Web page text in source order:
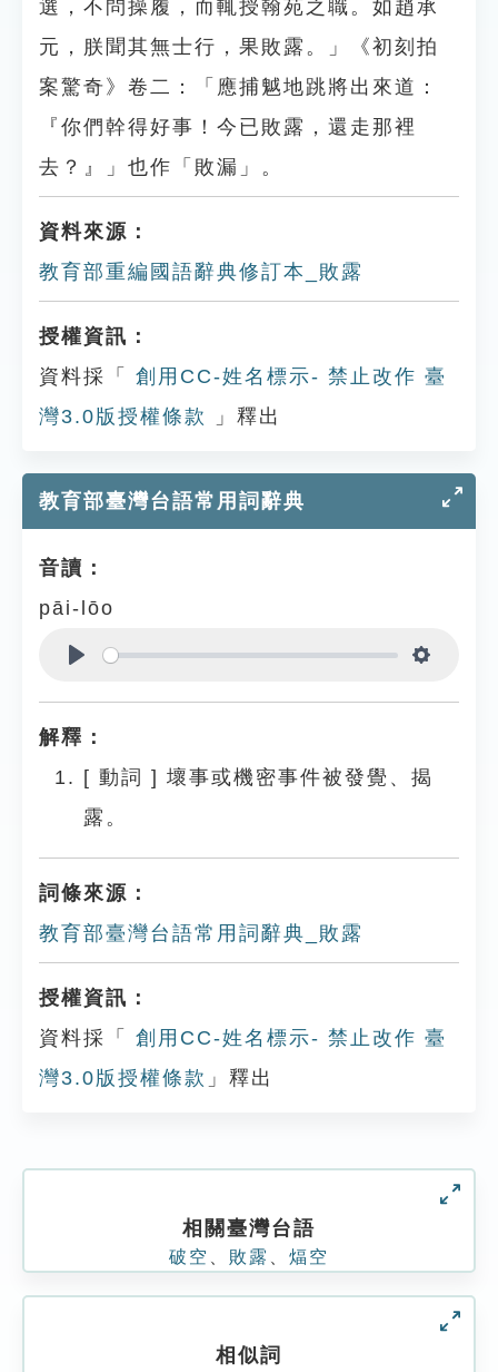
選，不問操履，而輒授翰苑之職。如趙承
元，朕聞其無士行，果敗露。」《初刻拍
案驚奇》卷二：「應捕魆地跳將出來道：
『你們幹得好事！今已敗露，還走那裡
去？』」也作「敗漏」。
資料來源：
教育部重編國語辭典修訂本_敗露
授權資訊：
資料採「
創用CC-姓名標示- 禁止改作 臺
灣3.0版授權條款
」釋出
教育部臺灣台語常用詞辭典
音讀：
pāi-lōo
解釋：
[ 動詞 ] 壞事或機密事件被發覺、揭
露。
詞條來源：
教育部臺灣台語常用詞辭典_敗露
授權資訊：
資料採「
創用CC-姓名標示- 禁止改作 臺
灣3.0版授權條款 」釋出
相關臺灣台語
破空 敗露 煏空
相似詞